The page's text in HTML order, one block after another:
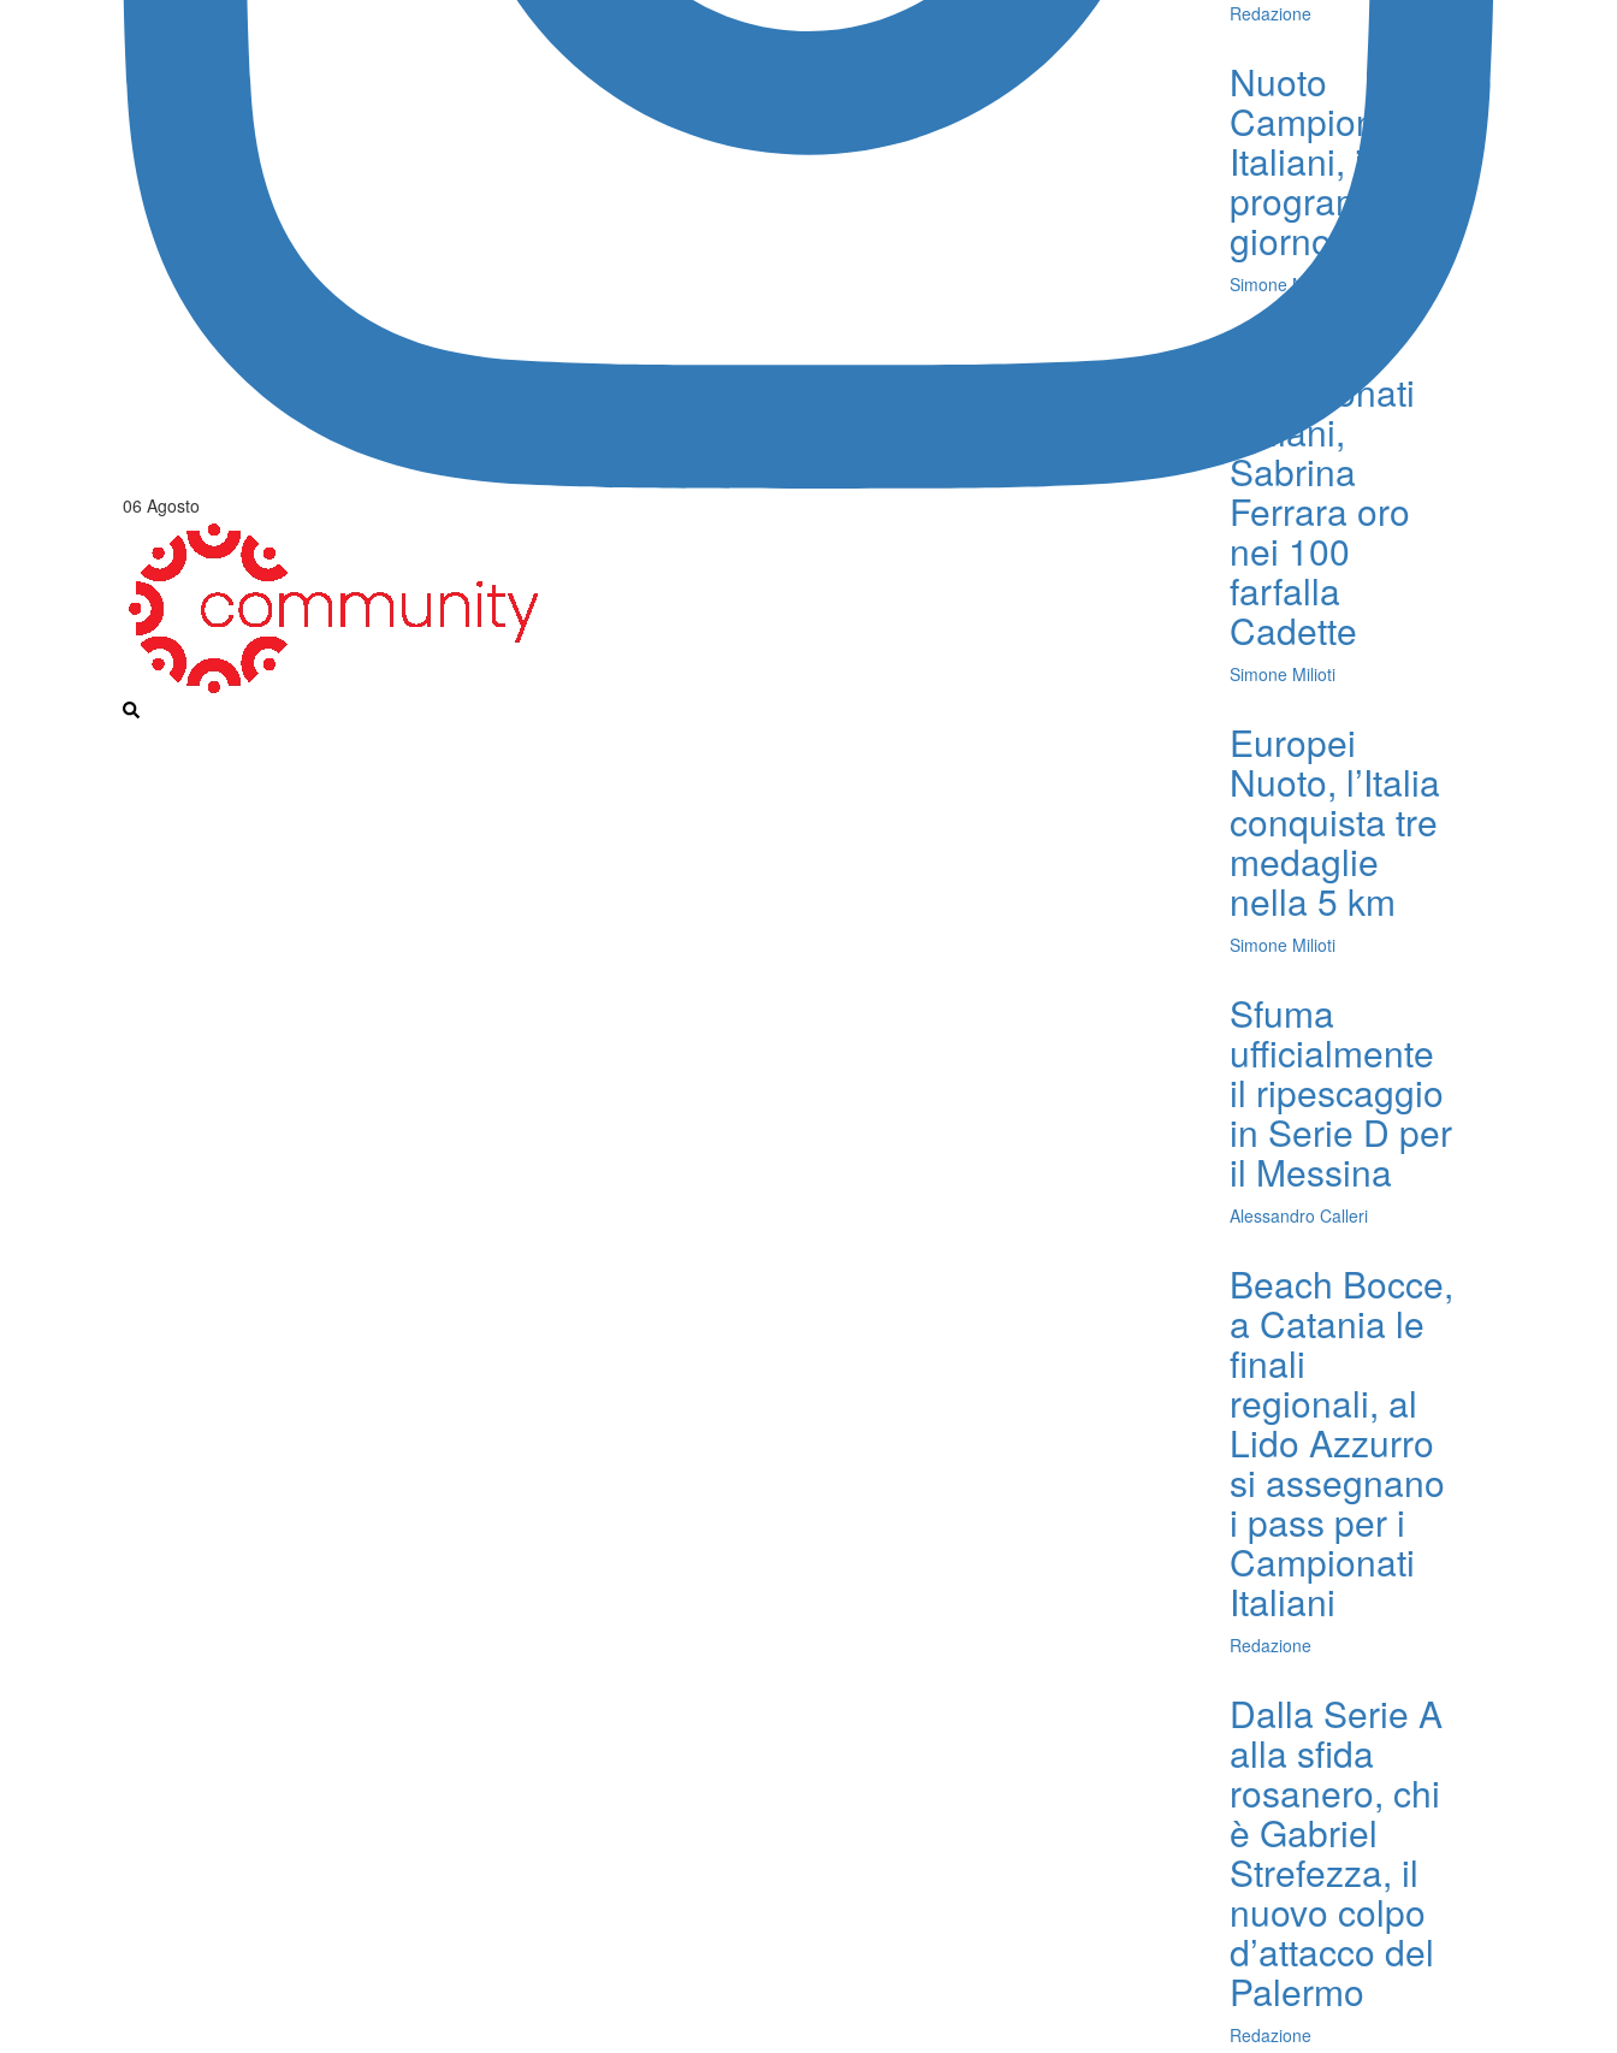
06 Agosto
Redazione
Nuoto
Campionati
Italiani, il
programma di
giorno 6
Simone Milioti
Campionati
Italiani,
Sabrina
Ferrara oro
nei 100
farfalla
Cadette
Simone Milioti
Europei
Nuoto, l’Italia
conquista tre
medaglie
nella 5 km
Simone Milioti
Sfuma
ufficialmente
il ripescaggio
in Serie D per
il Messina
Alessandro Calleri
Beach Bocce,
a Catania le
finali
regionali, al
Lido Azzurro
si assegnano
i pass per i
Campionati
Italiani
Redazione
Dalla Serie A
alla sfida
rosanero, chi
è Gabriel
Strefezza, il
nuovo colpo
d’attacco del
Palermo
Redazione